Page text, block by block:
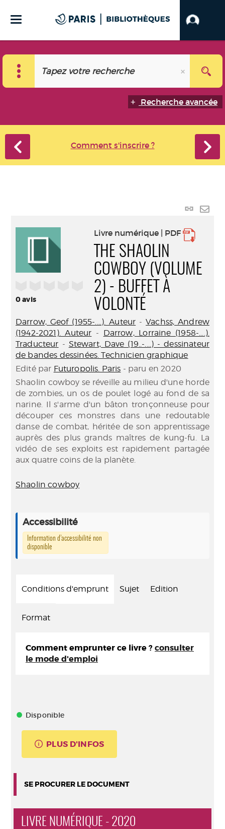
Recherche avancée
Comment s'inscrire ?
Lien
0avis
Livre numérique | PDF
THE SHAOLIN
COWBOY (VOLUME
2) - BUFFET À
VOLONTÉ
Darrow, Geof (1955-....). Auteur -Vachss, Andrew
(1942-2021). Auteur - Darrow, Lorraine (1958-....).
Traducteur - Stewart, Dave (19..-....) - dessinateur
de bandes dessinées. Technicien graphique
Edité par Futuropolis. Paris - paru en 2020
Shaolin cowboy se réveille au milieu d'une horde
de zombies, un os de poulet logé au fond de sa
narine. Il s'arme d'un bâton tronçonneuse pour
découper ces monstres dans une redoutable
danse de combat, héritée de son apprentissage
auprès des plus grands maîtres de kung-fu. La
vidéo de ses exploits est rapidement partagée
aux quatre coins de la planète.
Shaolin cowboy
Accessibilité
Information d’accessibilité non
disponible
Conditions d'emprunt Sujet Edition
Format
Comment emprunter ce livre ? consulter
le mode d'emploi
Disponible
PLUS D'INFOS
SE PROCURER LE DOCUMENT
LIVRE NUMÉRIQUE - 2020